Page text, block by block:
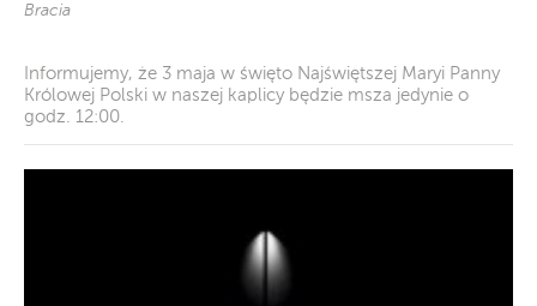
Bracia
Informujemy, że 3 maja w święto Najświętszej Maryi Panny
Królowej Polski w naszej kaplicy będzie msza jedynie o
godz. 12:00.